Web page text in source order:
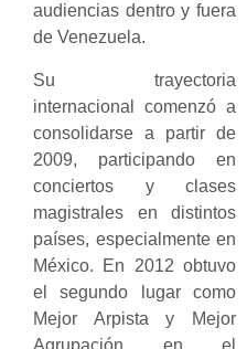
audiencias dentro y fuera
de Venezuela.
Su trayectoria
internacional comenzó a
consolidarse a partir de
2009, participando en
conciertos y clases
magistrales en distintos
países, especialmente en
México. En 2012 obtuvo
el segundo lugar como
Mejor Arpista y Mejor
Agrupación en el